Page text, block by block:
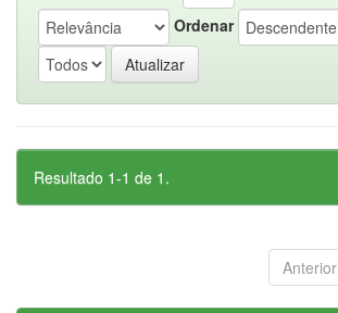
Ordenar
Resultado 1-1 de 1.
Anterior